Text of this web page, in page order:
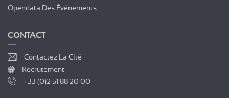
Opendata Des Événements
CONTACT
Contactez La Cité
Recrutement
+33 (0)2 51 88 20 00